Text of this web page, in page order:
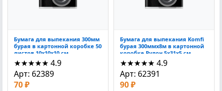
Бумага для выпекания 300мм
бурая в картонной коробке 50
листов 10x10x10 см
★★★★★ 4.9
Арт: 62389
70 ₽
Бумага для выпекания Komfi
бурая 300ммх8м в картонной
коробке Рулон 5x31x5 см
★★★★★ 4.9
Арт: 62391
90 ₽